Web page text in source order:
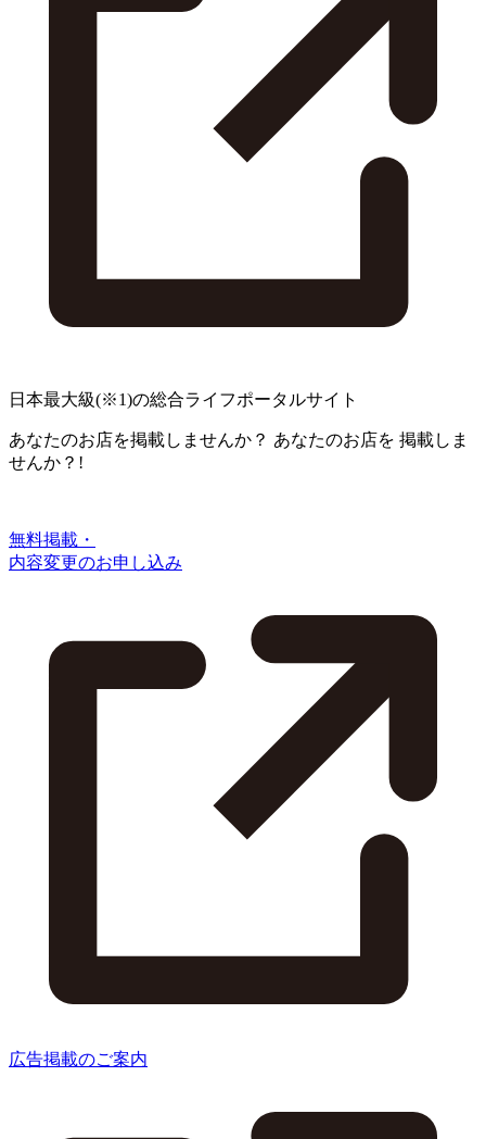
日本最大級(※1)の総合ライフポータルサイト
あなたのお店を掲載しませんか？ あなたのお店を 掲載しま
せんか？!
無料掲載・
内容変更のお申し込み
広告掲載のご案内